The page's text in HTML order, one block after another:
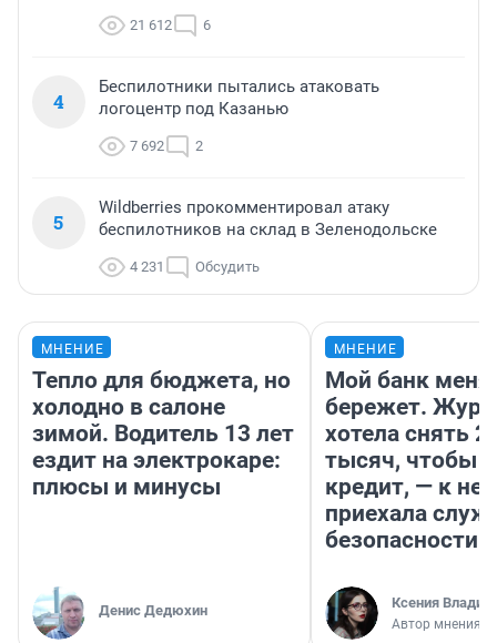
21 612 6
4
Беспилотники пытались атаковать
логоцентр под Казанью
7 692 2
5
Wildberries прокомментировал атаку
беспилотников на склад в Зеленодольске
4 231 Обсудить
МНЕНИЕ
Тепло для бюджета, но
холодно в салоне
зимой. Водитель 13 лет
ездит на электрокаре:
плюсы и минусы
Денис Дедюхин
МНЕНИЕ
Мой банк меня
бережет.
хотела снять
тысяч, чтобы
кредит, — к
приехала
безопасности
Ксения
Автор мнения